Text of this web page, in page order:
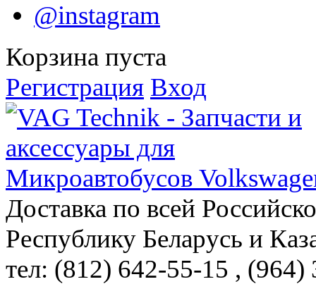
@instagram
Корзина пуста
Регистрация Вход
Доставка по всей
Республику Беларусь и
тел: (812) 642-55-15 , (964)